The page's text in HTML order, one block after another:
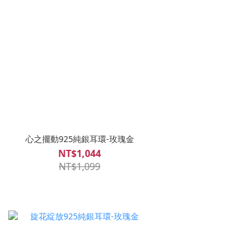
心之擺動925純銀耳環-玫瑰金
NT$1,044
NT$1,099